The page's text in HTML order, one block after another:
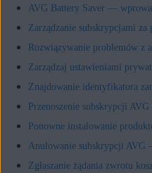
AVG Battery Saver —
Zarządzanie subskrypcjami za
Rozwiązywanie problemów z
Zarządzaj ustawieniami
Znajdowanie identyfikatora
Przenoszenie subskrypcji
Ponowne instalowanie
Anulowanie subskrypcji AVG
Zgłaszanie żądania zwrotu